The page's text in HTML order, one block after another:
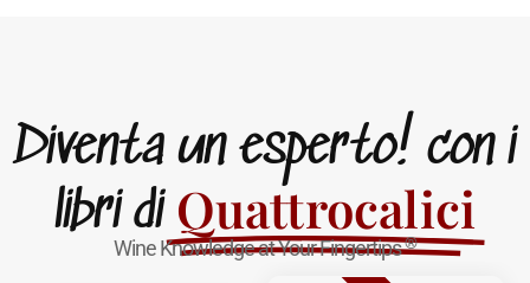
Diventa un esperto! con i
libri di Quattrocalici
Wine Knowledge at Your Fingertips®